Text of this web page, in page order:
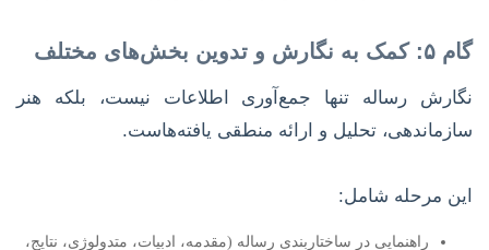
گام ۵: کمک به نگارش و تدوین بخش‌های مختلف
نگارش رساله تنها جمع‌آوری اطلاعات نیست، بلکه هنر
سازماندهی، تحلیل و ارائه منطقی یافته‌هاست.
این مرحله شامل:
راهنمایی در ساختاربندی رساله (مقدمه، ادبیات، متدولوژی، نتایج،